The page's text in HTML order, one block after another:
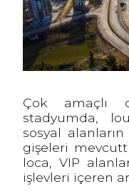
Çok amaçlı
stadyumda,
sosyal
gişeleri
loca, VIP
işlevleri içeren